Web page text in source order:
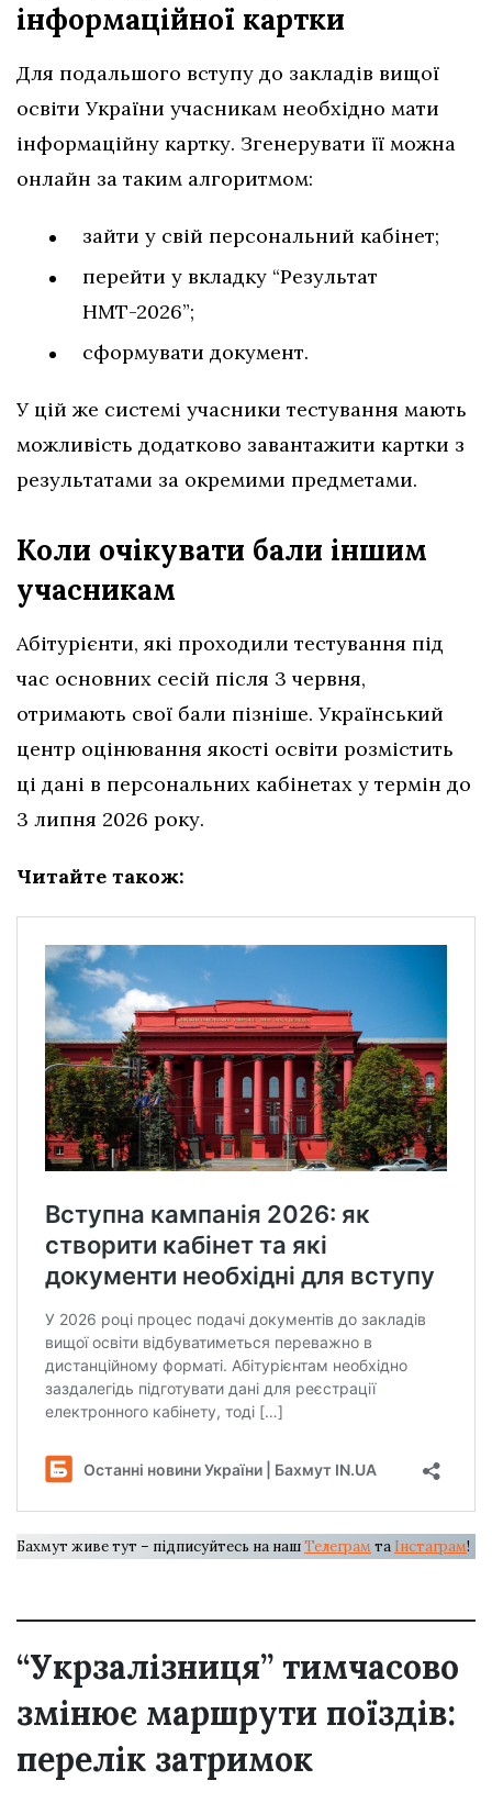
інформаційної картки
Для подальшого вступу до закладів вищої
освіти України учасникам необхідно мати
інформаційну картку. Згенерувати її можна
онлайн за таким алгоритмом:
зайти у свій персональний кабінет;
перейти у вкладку “Результат
НМТ-2026”;
сформувати документ.
У цій же системі учасники тестування мають
можливість додатково завантажити картки з
результатами за окремими предметами.
Коли очікувати бали іншим
учасникам
Абітурієнти, які проходили тестування під
час основних сесій після 3 червня,
отримають свої бали пізніше. Український
центр оцінювання якості освіти розмістить
ці дані в персональних кабінетах у термін до
3 липня 2026 року.
Читайте також:
Бахмут живе тут – підписуйтесь на нашТелеграм та Інстаграм!
“Укрзалізниця” тимчасово
змінює маршрути поїздів:
перелік затримок